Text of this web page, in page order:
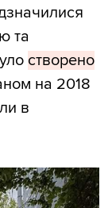
та
створено
на 2018
в